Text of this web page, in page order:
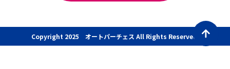
Copyright 2025 オートパーチェス All Rights Reserved.